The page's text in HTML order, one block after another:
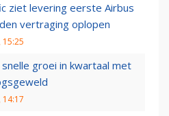
ziet levering eerste Airbus
vertraging oplopen
15:25
groei in kwartaal met
14:17